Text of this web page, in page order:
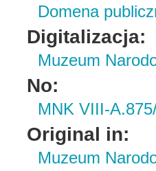
Domena
Digitalizacja:
Muzeum
No:
MNK VIII-
Original in:
Muzeum